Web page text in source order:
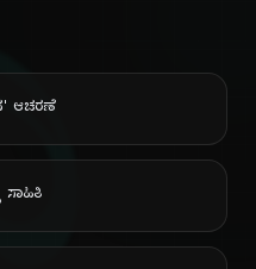
ಆಚರಣೆ
ಸಾಹಿತಿ